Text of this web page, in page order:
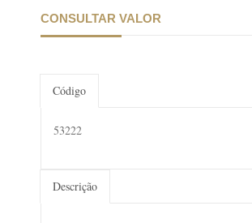
CONSULTAR VALOR
Código
53222
Descrição